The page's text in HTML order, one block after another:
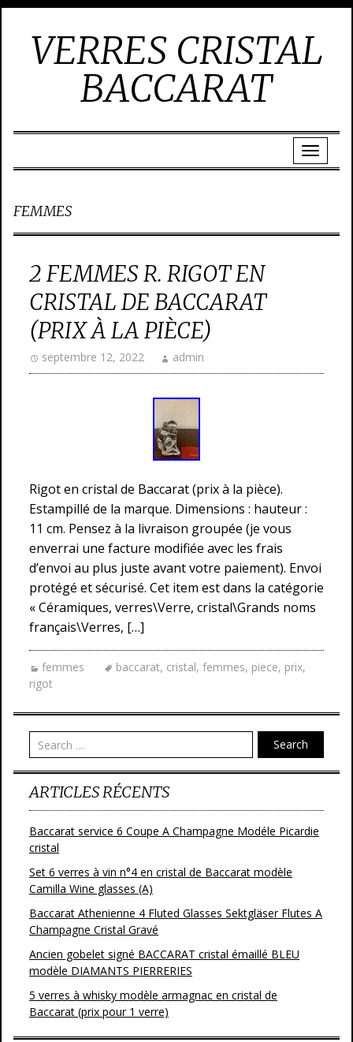
VERRES CRISTAL
BACCARAT
FEMMES
2 FEMMES R. RIGOT EN
CRISTAL DE BACCARAT
(PRIX À LA PIÈCE)
septembre 12, 2022 admin
Rigot en cristal de Baccarat (prix à la pièce).
Estampillé de la marque. Dimensions : hauteur :
11 cm. Pensez à la livraison groupée (je vous
enverrai une facture modifiée avec les frais
d’envoi au plus juste avant votre paiement). Envoi
protégé et sécurisé. Cet item est dans la catégorie
« Céramiques, verres\Verre, cristal\Grands noms
français\Verres, […]
femmes baccarat, cristal, femmes, piece, prix,
rigot
Search
ARTICLES RÉCENTS
Baccarat service 6 Coupe A Champagne Modéle Picardie
cristal
Set 6 verres à vin n°4 en cristal de Baccarat modèle
Camilla Wine glasses (A)
Baccarat Athenienne 4 Fluted Glasses Sektgläser Flutes A
Champagne Cristal Gravé
Ancien gobelet signé BACCARAT cristal émaillé BLEU
modèle DIAMANTS PIERRERIES
5 verres à whisky modèle armagnac en cristal de
Baccarat (prix pour 1 verre)